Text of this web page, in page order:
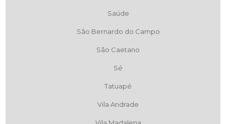
Saúde
São Bernardo do Campo
São Caetano
Sé
Tatuapé
Vila Andrade